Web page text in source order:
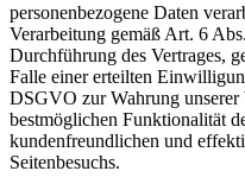
personenbezogene Daten
Verarbeitung gemäß Art. 6
Durchführung des Vertrages,
Falle einer erteilten
DSGVO zur Wahrung unserer
bestmöglichen Funktionalität
kundenfreundlichen und
Seitenbesuchs.